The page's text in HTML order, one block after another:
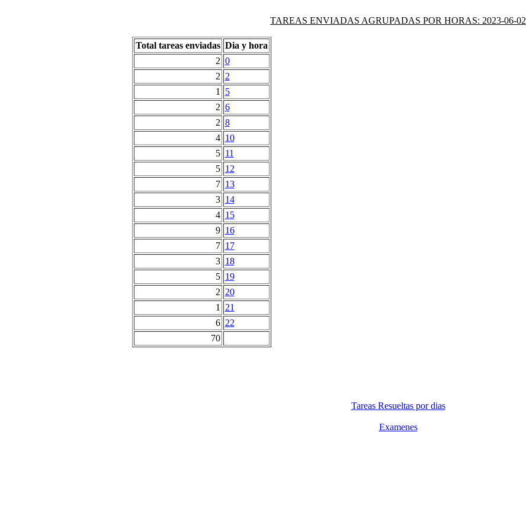
TAREAS ENVIADAS AGRUPADAS POR HORAS: 2023-06-02
Total tareas enviadas Dia y hora
2 0
2 2
1
5
2 6
2 8
4 10
5 11
5 12
7 13
3 14
4 15
9 16
7 17
3 18
5 19
2 20
1
21
6 22
70
Tareas Resueltas por dias
Examenes